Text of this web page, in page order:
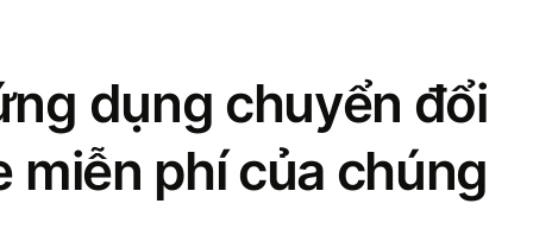
dụng chuyển đổi
miễn phí của chúng